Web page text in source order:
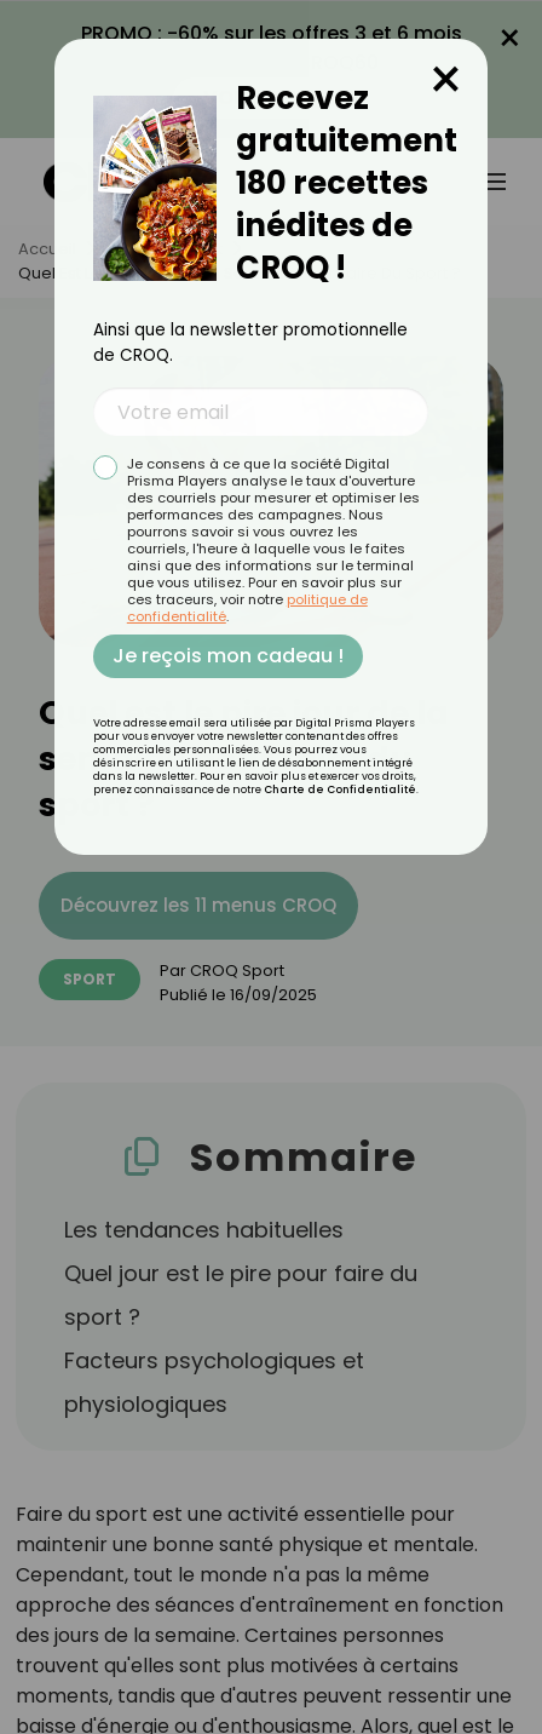
PROMO : -60% sur les offres 3 et 6 mois
VOIR LA PROMO
×
Accueil Actus
Sport
Quel Est Le Pire Jour De La Semaine Pour Faire Du Sport ?
Quel est le pire jour de la
semaine pour faire du
sport ?
Découvrez les 11 menus CROQ
SPORT Par CROQ Sport
Publié le 16/09/2025
Sommaire
Les tendances habituelles
Quel jour est le pire pour faire du
sport ?
Facteurs psychologiques et
physiologiques
Faire du sport est une activité essentielle pour
maintenir une bonne santé physique et mentale.
Cependant, tout le monde n'a pas la même
approche des séances d'entraînement en fonction
des jours de la semaine. Certaines personnes
trouvent qu'elles sont plus motivées à certains
moments, tandis que d'autres peuvent ressentir une
baisse d'énergie ou d'enthousiasme. Alors, quel est le
Recevez
gratuitement
180 recettes
inédites de
CROQ !
×
Ainsi que la newsletter promotionnelle
de CROQ.
Je consens à ce que la société Digital
Prisma Players analyse le taux d'ouverture
des courriels pour mesurer et optimiser les
performances des campagnes. Nous
pourrons savoir si vous ouvrez les
courriels, l'heure à laquelle vous le faites
ainsi que des informations sur le terminal
que vous utilisez. Pour en savoir plus sur
ces traceurs, voir notre politique de
confidentialité.
Je reçois mon cadeau !
Votre adresse email sera utilisée par Digital Prisma Players
pour vous envoyer votre newsletter contenant des offres
commerciales personnalisées. Vous pourrez vous
désinscrire en utilisant le lien de désabonnement intégré
dans la newsletter. Pour en savoir plus et exercer vos droits,
prenez connaissance de notre Charte de Confidentialité.